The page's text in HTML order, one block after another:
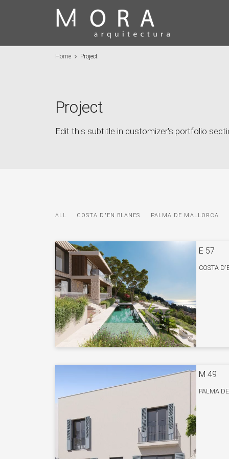
Home Project
Project
Edit this subtitle in customizer's portfolio
ALL COSTA D'EN BLANES PALMA DE MALLORCA
E 57
COSTA
M 49
PALMA